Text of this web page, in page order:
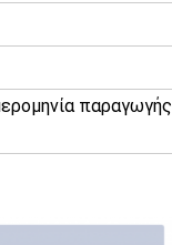
παραγωγής